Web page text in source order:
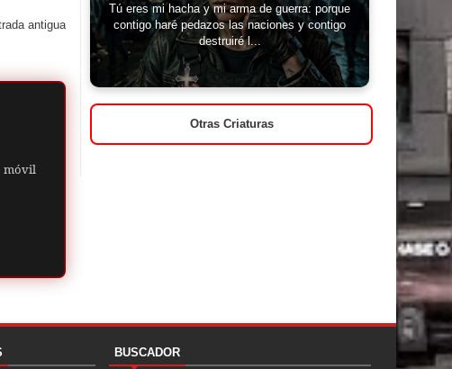
antigua
móvil
Tú eres mi hacha y mi arma de guerra: porque
contigo haré pedazos las naciones y contigo
destruiré l...
Otras Criaturas
BUSCADOR